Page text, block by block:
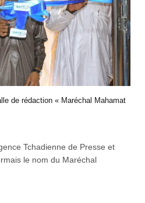
de rédaction « Maréchal Mahamat
Tchadienne de Presse et
le nom du Maréchal